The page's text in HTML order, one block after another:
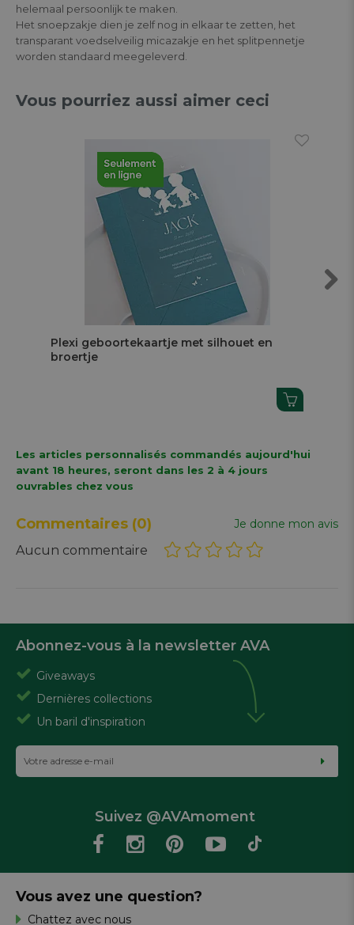
helemaal persoonlijk te maken.
Het snoepzakje dien je zelf nog in elkaar te zetten, het
transparant voedselveilig micazakje en het splitpennetje
worden standaard meegeleverd.
Vous pourriez aussi aimer ceci
Plexi geboortekaartje met silhouet en
broertje
Les articles personnalisés commandés aujourd'hui
avant 18 heures, seront dans les 2 à 4 jours
ouvrables chez vous
Commentaires (0) Je donne mon avis
Aucun commentaire
Abonnez-vous à la newsletter AVA
Giveaways
Dernières collections
Un baril d'inspiration
Suivez @AVAmoment
Vous avez une question?
Chattez avec nous